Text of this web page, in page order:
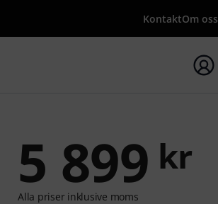
KontaktOm oss
sökningen med söktermen {searchTerm}
5 899 kr
Alla priser inklusive moms